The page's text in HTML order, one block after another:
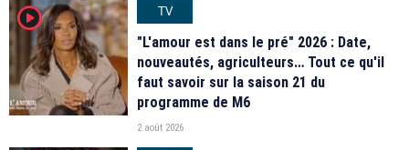
player2
TV
"L'amour est dans le pré" 2026 : Date,
nouveautés, agriculteurs… Tout ce qu'il
faut savoir sur la saison 21 du
programme de M6
2 août 2026